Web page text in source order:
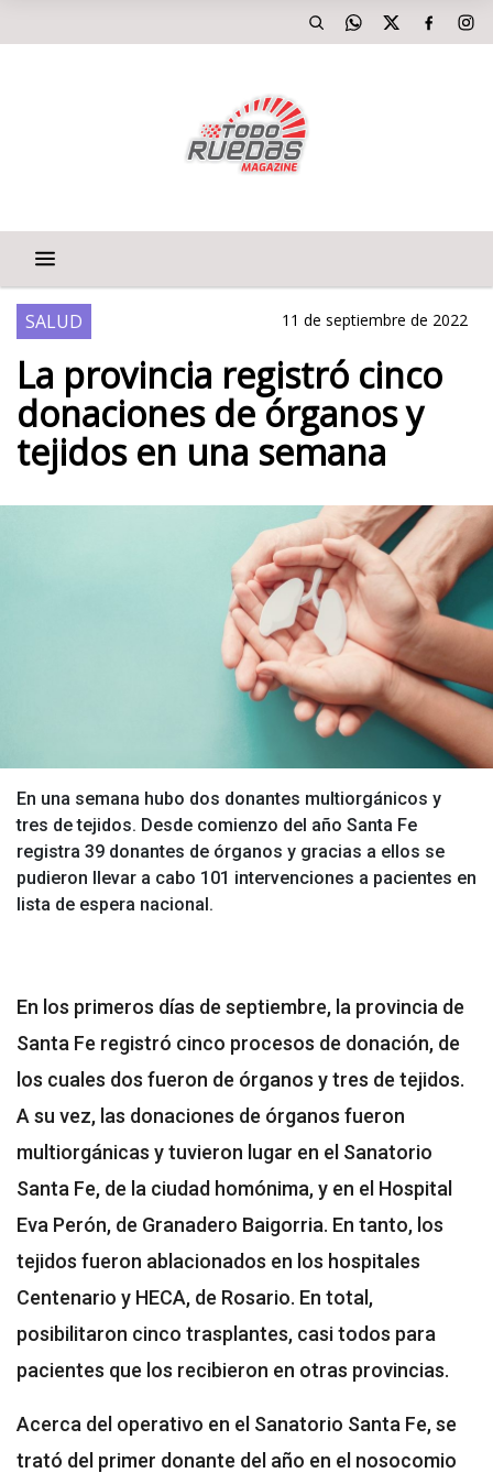
SALUD 11 de septiembre de 2022
La provincia registró cinco
donaciones de órganos y
tejidos en una semana
En una semana hubo dos donantes multiorgánicos y
tres de tejidos. Desde comienzo del año Santa Fe
registra 39 donantes de órganos y gracias a ellos se
pudieron llevar a cabo 101 intervenciones a pacientes en
lista de espera nacional.
En los primeros días de septiembre, la provincia de
Santa Fe registró cinco procesos de donación, de
los cuales dos fueron de órganos y tres de tejidos.
A su vez, las donaciones de órganos fueron
multiorgánicas y tuvieron lugar en el Sanatorio
Santa Fe, de la ciudad homónima, y en el Hospital
Eva Perón, de Granadero Baigorria. En tanto, los
tejidos fueron ablacionados en los hospitales
Centenario y HECA, de Rosario. En total,
posibilitaron cinco trasplantes, casi todos para
pacientes que los recibieron en otras provincias.
Acerca del operativo en el Sanatorio Santa Fe, se
trató del primer donante del año en el nosocomio